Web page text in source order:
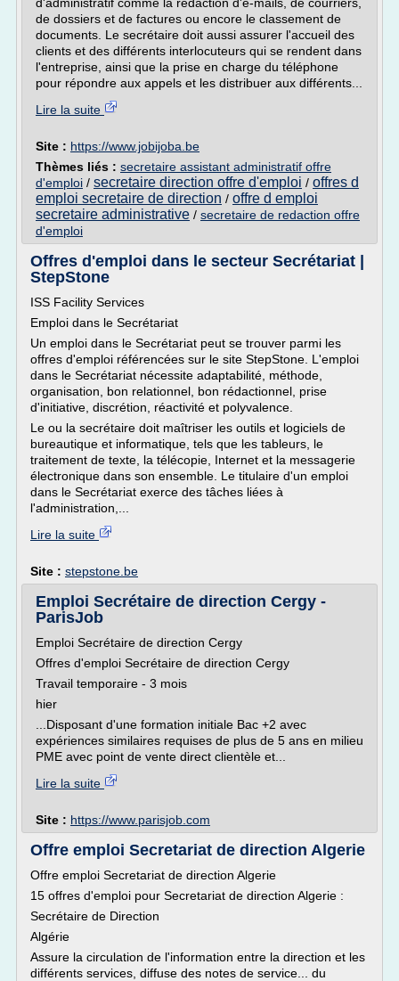
de dossiers et de factures ou encore le classement de
documents. Le secrétaire doit aussi assurer l'accueil des
clients et des différents interlocuteurs qui se rendent dans
l'entreprise, ainsi que la prise en charge du téléphone
pour répondre aux appels et les distribuer aux différents...
Lire la suite
Site : https://www.jobijoba.be
Thèmes liés : secretaire assistant administratif offre
d'emploi / secretaire direction offre d'emploi / offres d
emploi secretaire de direction / offre d emploi
secretaire administrative / secretaire de redaction offre
d'emploi
Offres d'emploi dans le secteur Secrétariat |
StepStone
ISS Facility Services
Emploi dans le Secrétariat
Un emploi dans le Secrétariat peut se trouver parmi les
offres d'emploi référencées sur le site StepStone. L'emploi
dans le Secrétariat nécessite adaptabilité, méthode,
organisation, bon relationnel, bon rédactionnel, prise
d'initiative, discrétion, réactivité et polyvalence.
Le ou la secrétaire doit maîtriser les outils et logiciels de
bureautique et informatique, tels que les tableurs, le
traitement de texte, la télécopie, Internet et la messagerie
électronique dans son ensemble. Le titulaire d'un emploi
dans le Secrétariat exerce des tâches liées à
l'administration,...
Lire la suite
Site : stepstone.be
Emploi Secrétaire de direction Cergy -
ParisJob
Emploi Secrétaire de direction Cergy
Offres d'emploi Secrétaire de direction Cergy
Travail temporaire - 3 mois
hier
...Disposant d'une formation initiale Bac +2 avec
expériences similaires requises de plus de 5 ans en milieu
PME avec point de vente direct clientèle et...
Lire la suite
Site : https://www.parisjob.com
Offre emploi Secretariat de direction Algerie
Offre emploi Secretariat de direction Algerie
15 offres d'emploi pour Secretariat de direction Algerie :
Secrétaire de Direction
Algérie
Assure la circulation de l'information entre la direction et les
différents services, diffuse des notes de service... du